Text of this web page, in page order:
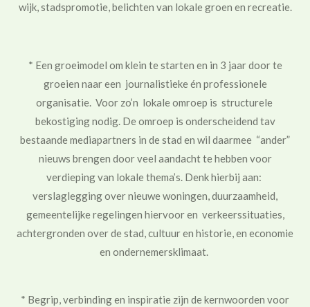
wijk, stadspromotie, belichten van lokale groen en recreatie.
* Een groeimodel om klein te starten en in 3 jaar door te
groeien naar een journalistieke én professionele
organisatie. Voor zo’n lokale omroep is structurele
bekostiging nodig. De omroep is onderscheidend tav
bestaande mediapartners in de stad en wil daarmee “ander”
nieuws brengen door veel aandacht te hebben voor
verdieping van lokale thema’s. Denk hierbij aan:
verslagleggingover nieuwe woningen, duurzaamheid,
gemeentelijke regelingen hiervoor en verkeerssituaties,
achtergronden over de stad, cultuur en historie, en economie
en ondernemersklimaat.
* Begrip, verbinding en inspiratie zijn de kernwoorden voor